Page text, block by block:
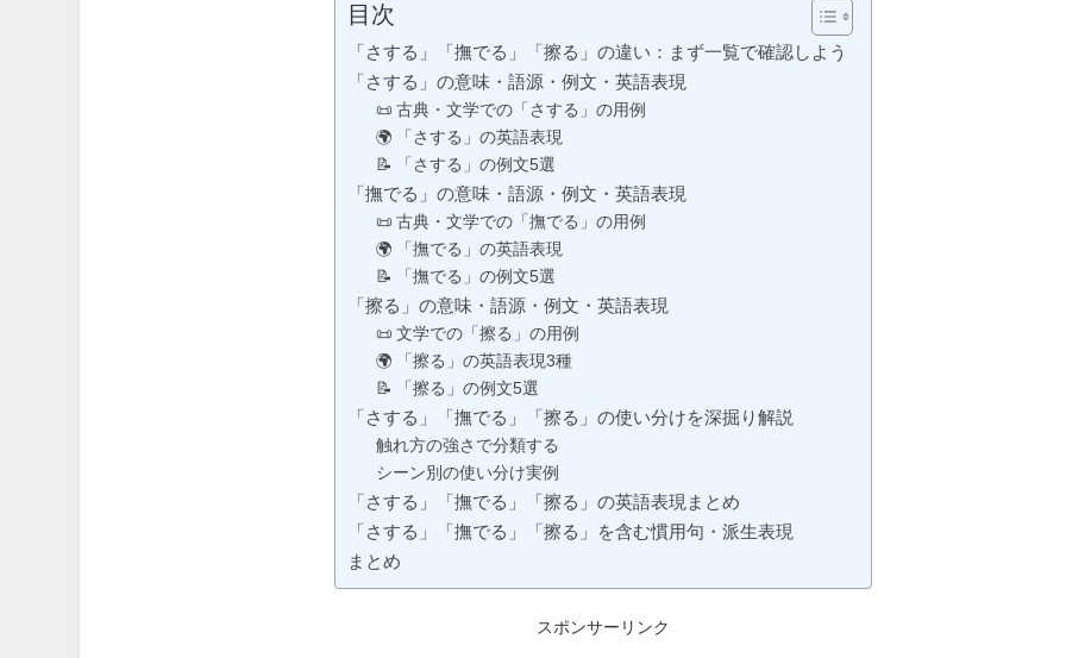
目次
「さする」「撫でる」「擦る」の違い：まず一覧で確認しよう
「さする」の意味・語源・例文・英語表現
📜 古典・文学での「さする」の用例
🌍 「さする」の英語表現
📝 「さする」の例文5選
「撫でる」の意味・語源・例文・英語表現
📜 古典・文学での「撫でる」の用例
🌍 「撫でる」の英語表現
📝 「撫でる」の例文5選
「擦る」の意味・語源・例文・英語表現
📜 文学での「擦る」の用例
🌍 「擦る」の英語表現3種
📝 「擦る」の例文5選
「さする」「撫でる」「擦る」の使い分けを深掘り解説
触れ方の強さで分類する
シーン別の使い分け実例
「さする」「撫でる」「擦る」の英語表現まとめ
「さする」「撫でる」「擦る」を含む慣用句・派生表現
まとめ
スポンサーリンク